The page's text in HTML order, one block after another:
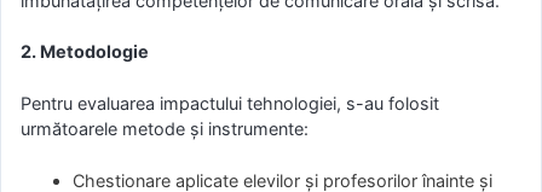
2. Metodologie
Pentru evaluarea impactului tehnologiei, s-au folosit
următoarele metode și instrumente:
Chestionare aplicate elevilor și profesorilor înainte și